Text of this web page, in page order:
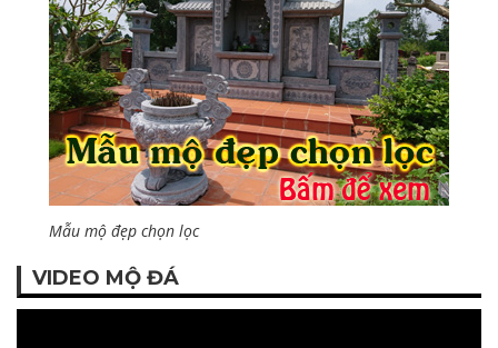
Mẫu mộ đẹp chọn lọc
VIDEO MỘ ĐÁ